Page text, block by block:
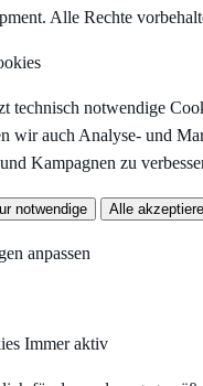
Alle Rechte
technisch notwendige
wir auch Analyse- und
Kampagnen zu
notwendige Alle
anpassen
Immer aktiv